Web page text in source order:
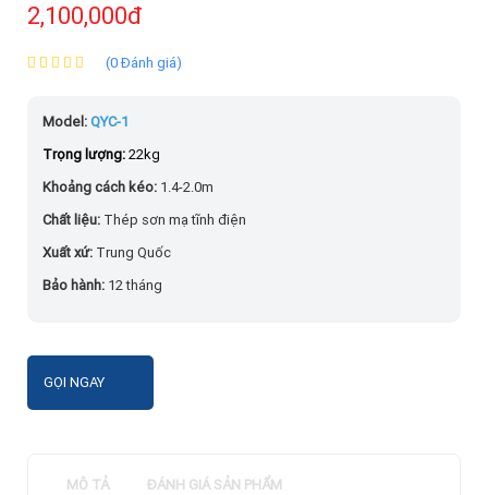
2,100,000đ
(0 Đánh giá)
Model:QYC-1
Trọng lượng:22kg
Khoảng cách kéo: 1.4-2.0m
Chất liệu: Thép sơn mạ tĩnh điện
Xuất xứ: Trung Quốc
Bảo hành: 12 tháng
GỌI NGAY
MÔ TẢ ĐÁNH GIÁ SẢN PHẨM